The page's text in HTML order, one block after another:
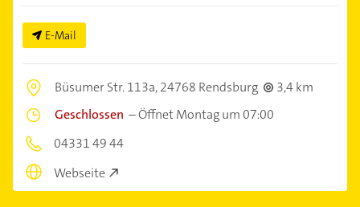
E-Mail
Büsumer Str. 113a,24768 Rendsburg
3,4 km
Geschlossen –Öffnet Montag um 07:00
04331 49 44
Webseite